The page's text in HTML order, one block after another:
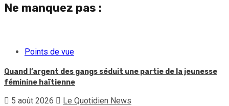
Ne manquez pas :
Points de vue
Quand l’argent des gangs séduit une partie de la jeunesse
féminine haïtienne
5 août 2026 Le Quotidien News